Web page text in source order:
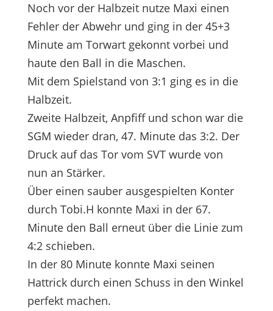
Noch vor der Halbzeit nutze Maxi einen
Fehler der Abwehr und ging in der 45+3
Minute am Torwart gekonnt vorbei und
haute den Ball in die Maschen.
Mit dem Spielstand von 3:1 ging es in die
Halbzeit.
Zweite Halbzeit, Anpfiff und schon war die
SGM wieder dran, 47. Minute das 3:2. Der
Druck auf das Tor vom SVT wurde von
nun an Stärker.
Über einen sauber ausgespielten Konter
durch Tobi.H konnte Maxi in der 67.
Minute den Ball erneut über die Linie zum
4:2 schieben.
In der 80 Minute konnte Maxi seinen
Hattrick durch einen Schuss in den Winkel
perfekt machen.